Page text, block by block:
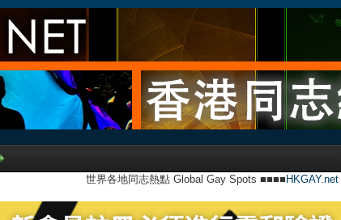
世界各地同志熱點 Global Gay Spots ■■■■